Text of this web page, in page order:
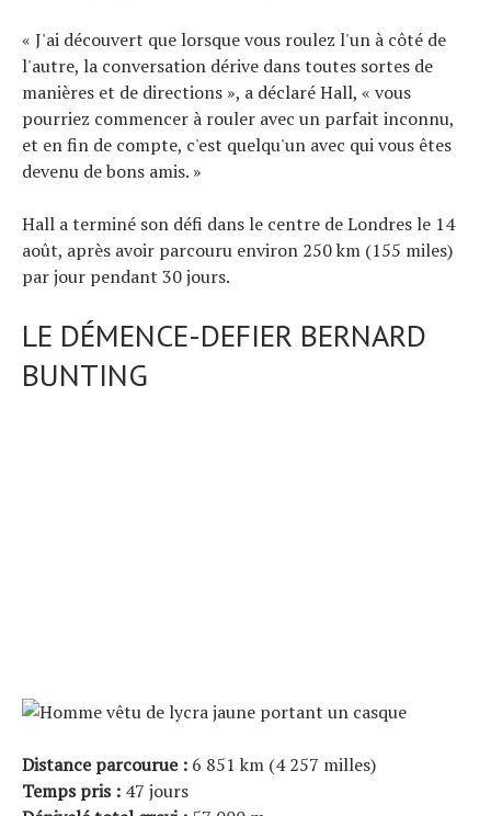
« J'ai découvert que lorsque vous roulez l'un à côté de
l'autre, la conversation dérive dans toutes sortes de
manières et de directions », a déclaré Hall, « vous
pourriez commencer à rouler avec un parfait inconnu,
et en fin de compte, c'est quelqu'un avec qui vous êtes
devenu de bons amis. »
Hall a terminé son défi dans le centre de Londres le 14
août, après avoir parcouru environ 250 km (155 miles)
par jour pendant 30 jours.
LE DÉMENCE-DEFIER BERNARD
BUNTING
Distance parcourue : 6 851 km (4 257 milles)
Temps pris : 47 jours